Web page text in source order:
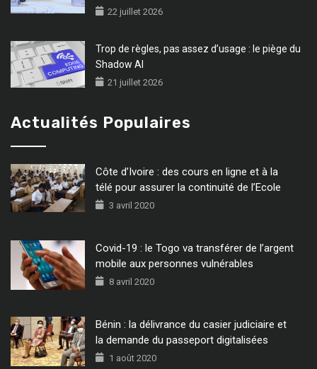
22 juillet 2026
Trop de règles, pas assez d’usage : le piège du
Shadow AI
21 juillet 2026
Actualités Populaires
Côte d’Ivoire : des cours en ligne et à la
télé pour assurer la continuité de l’Ecole
3 avril 2020
Covid-19 : le Togo va transférer de l’argent
mobile aux personnes vulnérables
8 avril 2020
Bénin : la délivrance du casier judiciaire et
la demande du passeport digitalisées
1 août 2020